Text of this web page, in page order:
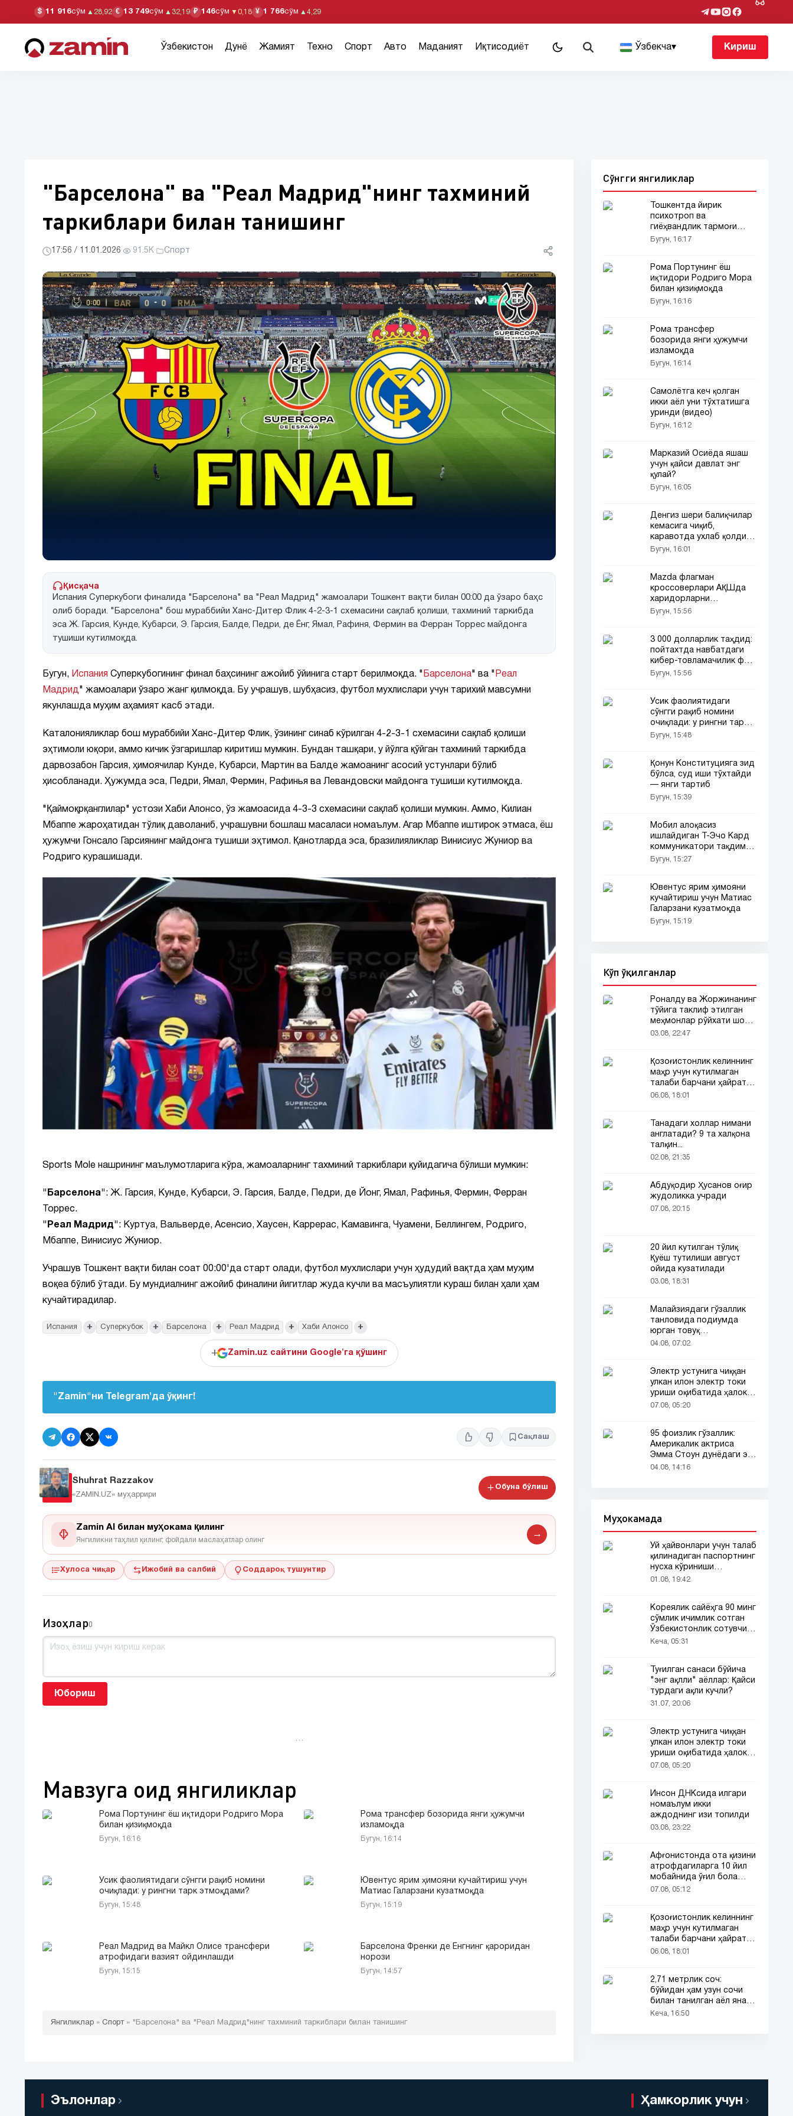
$ 11 916сўм ▲ 28,92 € 13 749сўм ▲ 32,19 ₽ 146сўм ▼ 0,18 ¥ 1 766сўм ▲ 4,29
Ўзбекистон Дунё Жамият Техно Спорт Авто Маданият Иқтисодиёт Ўзбекча▾ Кириш
"Барселона" ва "Реал Мадрид"нинг тахминий
таркиблари билан танишинг
17:56 / 11.01.2026· 91.5K· Спорт
Қисқача
Испания Суперкубоги финалида "Барселона" ва "Реал Мадрид" жамоалари Тошкент вақти билан 00:00 да ўзаро баҳс
олиб боради. "Барселона" бош мураббийи Ханс-Дитер Флик 4-2-3-1 схемасини сақлаб қолиши, тахминий таркибда
эса Ж. Гарсия, Кунде, Кубарси, Э. Гарсия, Балде, Педри, де Ёнг, Ямал, Рафиня, Фермин ва Ферран Торрес майдонга
тушиши кутилмоқда.
Бугун, Испания Суперкубогининг финал баҳсининг ажойиб ўйинига старт берилмоқда. " Барселона" ва " Реал
Мадрид" жамоалари ўзаро жанг қилмоқда. Бу учрашув, шубҳасиз, футбол мухлислари учун тарихий мавсумни
якунлашда муҳим аҳамият касб этади.
Каталонияликлар бош мураббийи Ханс-Дитер Флик, ўзининг синаб кўрилган 4-2-3-1 схемасини сақлаб қолиши
эҳтимоли юқори, аммо кичик ўзгаришлар киритиш мумкин. Бундан ташқари, у йўлга қўйган тахминий таркибда
дарвозабон Гарсия, ҳимоячилар Кунде, Кубарси, Мартин ва Балде жамоанинг асосий устунлари бўлиб
ҳисобланади. Ҳужумда эса, Педри, Ямал, Фермин, Рафинья ва Левандовски майдонга тушиши кутилмоқда.
"Қаймоқрқанглилар" устози Хаби Алонсо, ўз жамоасида 4-3-3 схемасини сақлаб қолиши мумкин. Аммо, Килиан
Мбаппе жароҳатидан тўлиқ даволаниб, учрашувни бошлаш масаласи номаълум. Агар Мбаппе иштирок этмаса, ёш
ҳужумчи Гонсало Гарсиянинг майдонга тушиши эҳтимол. Қанотларда эса, бразилияликлар Винисиус Жуниор ва
Родриго курашишади.
Sports Mole нашрининг маълумотларига кўра, жамоаларнинг тахминий таркиблари қуйидагича бўлиши мумкин:
"Барселона" : Ж. Гарсия, Кунде, Кубарси, Э. Гарсия, Балде, Педри, де Йонг, Ямал, Рафинья, Фермин, Ферран
Торрес.
"Реал Мадрид" : Куртуа, Вальверде, Асенсио, Хаусен, Каррерас, Камавинга, Чуамени, Беллингем, Родриго,
Мбаппе, Винисиус Жуниор.
Учрашув Тошкент вақти билан соат 00:00'да старт олади, футбол мухлислари учун ҳудудий вақтда ҳам муҳим
воқеа бўлиб ўтади. Бу мундиалнинг ажойиб финалини йигитлар жуда кучли ва масъулиятли кураш билан ҳали ҳам
кучайтирадилар.
Испания + Суперкубок + Барселона + Реал Мадрид + Хаби Алонсо +
+ Zamin.uz сайтини Google'га қўшинг
"Zamin"ни Telegram'да ўқинг!
Сақлаш
Shuhrat Razzakov
«ZAMIN.UZ» муҳаррири
Обуна бўлиш
Zamin AI билан муҳокама қилинг
Янгиликни таҳлил қилинг, фойдали маслаҳатлар олинг
→
Хулоса чиқар Ижобий ва салбий Соддароқ тушунтир
Изоҳлар0
Юбориш
…
Мавзуга оид янгиликлар
Рома Портунинг ёш иқтидори Родриго Мора
билан қизиқмоқда
Бугун, 16:16
Рома трансфер бозорида янги ҳужумчи
изламоқда
Бугун, 16:14
Усик фаолиятидаги сўнгги рақиб номини
очиқлади: у рингни тарк этмоқдами?
Бугун, 15:48
Ювентус ярим ҳимояни кучайтириш учун
Матиас Галарзани кузатмоқда
Бугун, 15:19
Реал Мадрид ва Майкл Олисе трансфери
атрофидаги вазият ойдинлашди
Бугун, 15:15
Барселона Френки де Ёнгнинг қароридан
норози
Бугун, 14:57
Янгиликлар » Спорт» "Барселона" ва "Реал Мадрид"нинг тахминий таркиблари билан танишинг
Сўнгги янгиликлар
Тошкентда йирик
психотроп ва
гиёҳвандлик тармоғи
фош этилди!
Бугун, 16:17
Рома Портунинг ёш
иқтидори Родриго Мора
билан қизиқмоқда
Бугун, 16:16
Рома трансфер
бозорида янги ҳужумчи
изламоқда
Бугун, 16:14
Самолётга кеч қолган
икки аёл уни тўхтатишга
уринди (видео)
Бугун, 16:12
Марказий Осиёда яшаш
учун қайси давлат энг
қулай?
Бугун, 16:05
Денгиз шери балиқчилар
кемасига чиқиб,
каравотда ухлаб қолди
(видео)
Бугун, 16:01
Mazda флагман
кроссоверлари АҚШда
харидорларни
йўқотмоқда
Бугун, 15:56
3 000 долларлик таҳдид:
пойтахтда навбатдаги
кибер-товламачилик фош
этилди
Бугун, 15:56
Усик фаолиятидаги
сўнгги рақиб номини
очиқлади: у рингни тарк
этмоқдами?
Бугун, 15:48
Қонун Конституцияга зид
бўлса, суд иши тўхтайди
— янги тартиб
Бугун, 15:39
Мобил алоқасиз
ишлайдиган Т-Эчо Кард
коммуникатори тақдим
этилди
Бугун, 15:27
Ювентус ярим ҳимояни
кучайтириш учун Матиас
Галарзани кузатмоқда
Бугун, 15:19
Кўп ўқилганлар
Роналду ва Жоржинанинг
тўйига таклиф этилган
меҳмонлар рўйхати шов-
шувда
03.08, 22:47
Қозоғистонлик келиннинг
маҳр учун кутилмаган
талаби барчани ҳайратга
солди
06.08, 18:01
Танадаги холлар нимани
англатади? 9 та халқона
талқин...
02.08, 21:35
Абдуқодир Ҳусанов оғир
жудоликка учради
07.08, 20:15
20 йил кутилган тўлиқ
Қуёш тутилиши август
ойида кузатилади
03.08, 18:31
Малайзиядаги гўзаллик
танловида подиумда
юрган товуқ
томошабинлар
04.08, 07:02
Электр устунига чиққан
улкан илон электр токи
уриши оқибатида ҳалок
бўлди
07.08, 05:20
95 фоизлик гўзаллик:
Америкалик актриса
Эмма Стоун дунёдаги энг
гўзал аёл деб топилди!
04.08, 14:16
Муҳокамада
Уй ҳайвонлари учун талаб
қилинадиган паспортнинг
нусха кўриниши
тармоқларда тарқалди
01.08, 19:42
Кореялик сайёҳга 90 минг
сўмлик ичимлик сотган
Ўзбекистонлик сотувчи
Корея телевидениясида
Кеча, 05:31
Туғилган санаси бўйича
"энг ақлли" аёллар: Қайси
турдаги ақли кучли?
31.07, 20:06
Электр устунига чиққан
улкан илон электр токи
уриши оқибатида ҳалок
бўлди
07.08, 05:20
Инсон ДНКсида илгари
номаълум икки
аждоднинг изи топилди
03.08, 23:22
Афғонистонда ота қизини
атрофдагиларга 10 йил
мобайнида ўғил бола
сифатида таништирди
07.08, 05:12
Қозоғистонлик келиннинг
маҳр учун кутилмаган
талаби барчани ҳайратга
солди
06.08, 18:01
2,71 метрлик соч:
бўйидан ҳам узун сочи
билан танилган аёл яна
эътибор марказида
Кеча, 16:50
Эълонлар Ҳамкорлик учун